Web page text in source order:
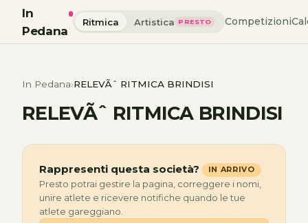
In
Pedana
Ritmica Artistica PRESTO Competizioni
In Pedana RELEVÃˆ RITMICA BRINDISI
RELEVÃˆ RITMICA BRINDISI
Rappresenti questa società? IN ARRIVO
Presto potrai gestire la pagina, correggere i nomi,
unire atlete e ricevere notifiche quando le tue
atlete gareggiano.